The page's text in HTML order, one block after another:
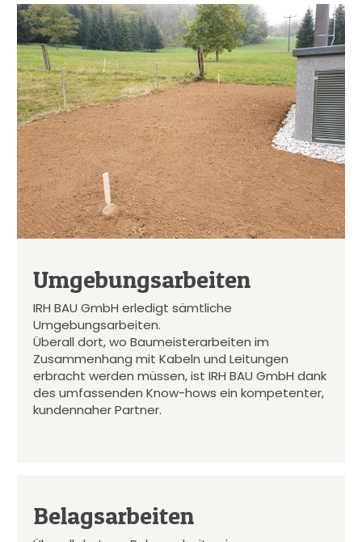
Umgebungsarbeiten
IRH BAU GmbH erledigt sämtliche
Umgebungsarbeiten.
Überall dort, wo Baumeisterarbeiten im
Zusammenhang mit Kabeln und Leitungen
erbracht werden müssen, ist IRH BAU GmbH dank
des umfassenden Know-hows ein kompetenter,
kundennaher Partner.
Belagsarbeiten